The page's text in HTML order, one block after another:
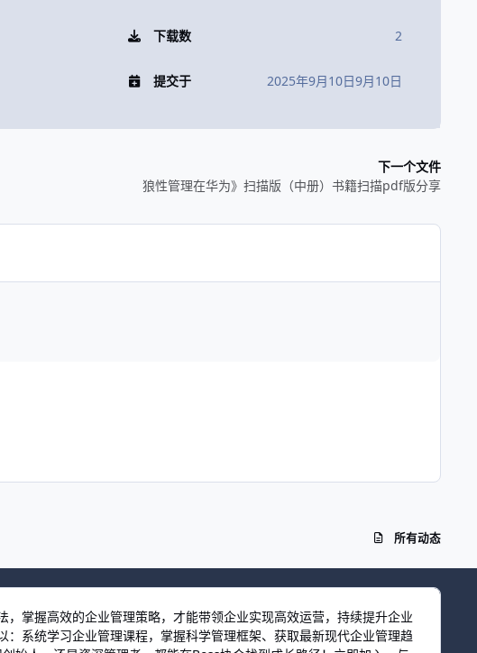
下载数 2
提交于 2025年9月10日9月10日
下一个文件
狼性管理在华为》扫描版（中册）书籍扫描pdf版分享
所有动态
掌握高效的企业管理策略，才能带领企业实现高效运营，持续提升企业
系统学习企业管理课程，掌握科学管理框架、获取最新现代企业管理趋